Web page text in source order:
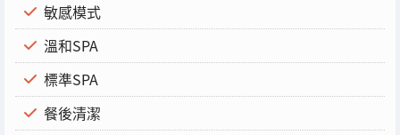
敏感模式
溫和SPA
標準SPA
餐後清潔